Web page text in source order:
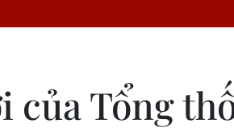
của Tổng